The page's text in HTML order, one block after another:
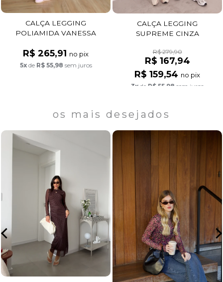
CALÇA LEGGING
POLIAMIDA VANESSA
R$ 265,91 no pix
5xde R$ 55,98 sem juros
CALÇA LEGGING
SUPREME CINZA
R$ 279,90
R$ 167,94
R$ 159,54 no pix
3x de R$ 55,98 sem juros
os mais desejados